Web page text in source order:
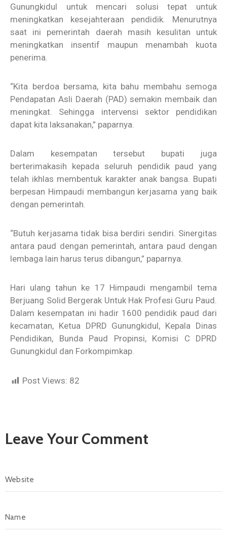
Gunungkidul untuk mencari solusi tepat untuk
meningkatkan kesejahteraan pendidik. Menurutnya
saat ini pemerintah daerah masih kesulitan untuk
meningkatkan insentif maupun menambah kuota
penerima.
“Kita berdoa bersama, kita bahu membahu semoga
Pendapatan Asli Daerah (PAD) semakin membaik dan
meningkat. Sehingga intervensi sektor pendidikan
dapat kita laksanakan,” paparnya.
Dalam kesempatan tersebut bupati juga
berterimakasih kepada seluruh pendidik paud yang
telah ikhlas membentuk karakter anak bangsa. Bupati
berpesan Himpaudi membangun kerjasama yang baik
dengan pemerintah.
“Butuh kerjasama tidak bisa berdiri sendiri. Sinergitas
antara paud dengan pemerintah, antara paud dengan
lembaga lain harus terus dibangun,” paparnya.
Hari ulang tahun ke 17 Himpaudi mengambil tema
Berjuang Solid Bergerak Untuk Hak Profesi Guru Paud.
Dalam kesempatan ini hadir 1600 pendidik paud dari
kecamatan, Ketua DPRD Gunungkidul, Kepala Dinas
Pendidikan, Bunda Paud Propinsi, Komisi C DPRD
Gunungkidul dan Forkompimkap.
Post Views: 82
Leave Your Comment